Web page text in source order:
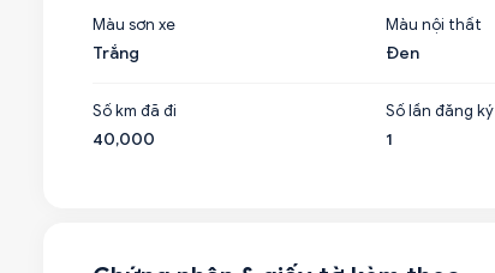
Màu sơn xe
Trắng
Màu nội thất
Đen
Số km đã đi
40,000
Số lần đăng ký
1